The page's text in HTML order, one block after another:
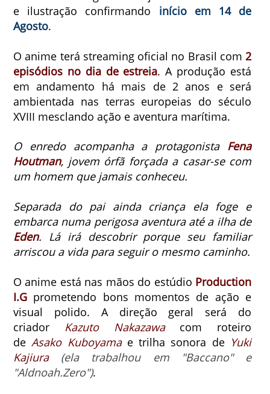
e ilustração confirmando início em 14 de
Agosto.
O anime terá streaming oficial no Brasil com2
episódios no dia de estreia.A produção está
em andamento há mais de 2 anos e será
ambientada nas terras europeias do século
XVIII mesclando ação e aventura marítima.
O enredo acompanha a protagonista Fena
Houtman, jovem órfã forçada a casar-se com
um homem que jamais conheceu.
Separada do pai ainda criança ela foge e
embarca numa perigosa aventura até a ilha de
Eden. Lá irá descobrir porque seu familiar
arriscou a vida para seguir o mesmo caminho.
O anime está nas mãos do estúdio Production
I.G prometendo bons momentos de ação e
visual polido. A direção geral será do
criador Kazuto Nakazawacom roteiro
de Asako Kuboyamae trilha sonora de Yuki
Kajiura
(ela trabalhou em "Baccano" e
"Aldnoah.Zero").